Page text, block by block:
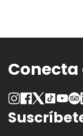
Conecta